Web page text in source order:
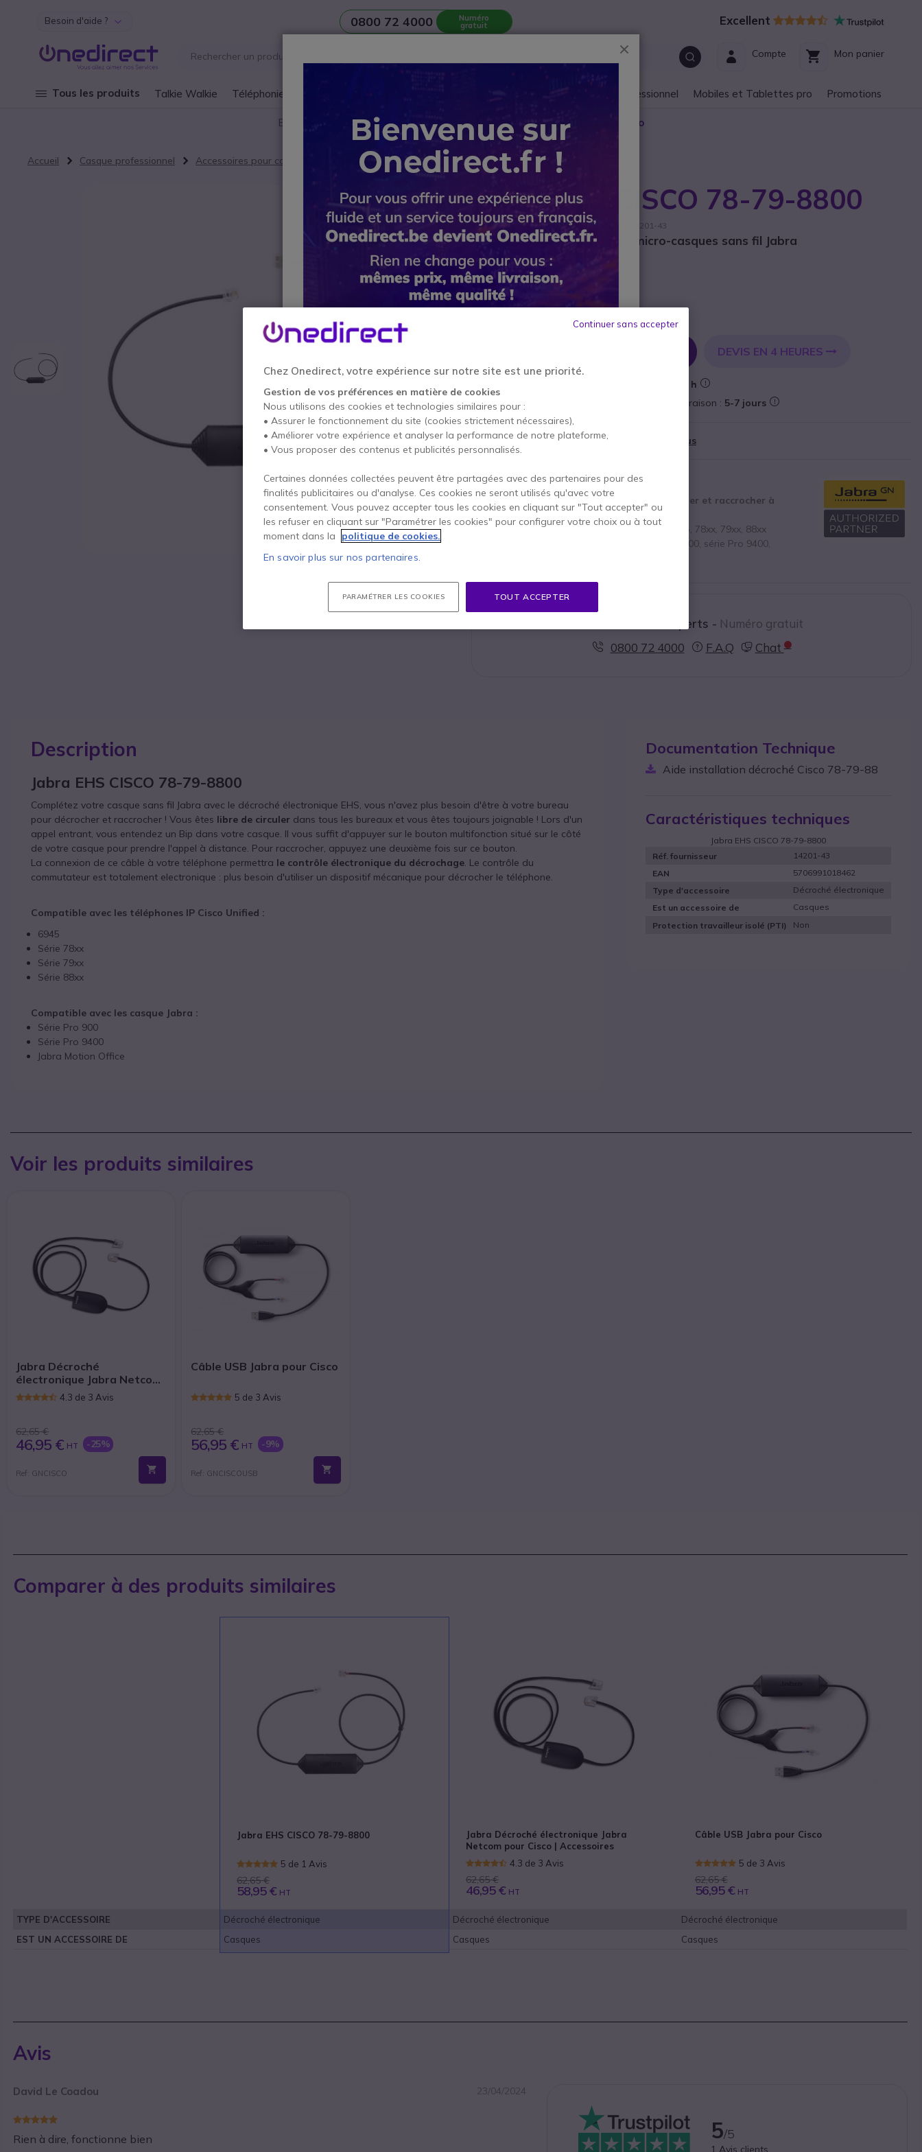
Aller au contenu
Besoin d'aide ? 0800 72 4000 Numéro
gratuit Excellent
Mon panier
Compte
Tous les produits Talkie Walkie Téléphonie fixe Ecrans et Affichage professionnel Mobiles et Tablettes pro Promotions
Besoin d’une salle de réunion? Contactez notre Service avant-vente Visio
Accueil Casque professionnel Accessoires pour casque Décroché pour casque sans fil Jabra EHS CISCO 78-79-8800
Jabra EHS CISCO 78-79-8800
Réf. produit: GNCIS78 // Réf. fournisseur: 14201-43
Décroché électronique pour micro-casques sans fil Jabra
5 de 1 Avis
ÉCONOMISEZ 4,00 €
62,65 €
58,95 €
DEVIS EN 4 HEURES
24/48 h
25 produits en stock plateforme
Livraison : 5-7 jours
Payez en 4 sans frais (17,69 € Afficher plus
Points Forts
Câble électronique Jabra EHS pour décrocher et raccrocher à
distance de votre téléphone IP Cisco
Compatible avec les téléphones IP Cisco : 6945, 78xx, 79xx, 88xx
Fonctionne avec les casque Jabra : série Pro 900, série Pro 9400,
Contactez nos experts - Numéro gratuit
0800 72 4000
F.A.Q Chat
Description
Jabra EHS CISCO 78-79-8800
Complétez votre casque sans fil Jabra avec le décroché électronique EHS, vous n'avez plus besoin d'être à votre bureau
pour décrocher et raccrocher ! Vous êtes libre de circuler dans tous les bureaux et vous êtes toujours joignable ! Lors d'un
appel entrant, vous entendez un Bip dans votre casque. Il vous suffit d'appuyer sur le bouton multifonction situé sur le côté
de votre casque pour prendre l'appel à distance. Pour raccrocher, appuyez une deuxième fois sur ce bouton.
La connexion de ce câble à votre téléphone permettra le contrôle électronique du décrochage. Le contrôle du
commutateur est totalement electronique : plus besoin d'utiliser un dispositif mécanique pour décrocher le téléphone.
Compatible avec les téléphones IP Cisco Unified :
6945
Série 78xx
Série 79xx
Série 88xx
Compatible avec les casque Jabra :
Série Pro 900
Série Pro 9400
Jabra Motion Office
Documentation Technique
Aide installation décroché Cisco 78-79-88
Caractéristiques techniques
Jabra EHS CISCO 78-79-8800
Réf. fournisseur
14201-43
EAN
5706991018462
Type d'accessoire
Décroché électronique
Est un accessoire de
Casques
Protection travailleur isolé (PTI)
Non
Voir les produits similaires
Jabra Décroché
électronique Jabra Netcom
pour Cisco | Accessoires
4.3 de 3 Avis
62,65 €
46,95 € HT -25%
Ref: GNCISCO
Câble USB Jabra pour Cisco
5 de 3 Avis
62,65 €
56,95 € HT -9%
Ref: GNCISCOUSB
Comparer à des produits similaires
Jabra EHS CISCO 78-79-8800
5 de 1 Avis
62,65 €
58,95 € HT
Jabra Décroché électronique Jabra
Netcom pour Cisco | Accessoires
4.3 de 3 Avis
62,65 €
46,95 € HT
Câble USB Jabra pour Cisco
5 de 3 Avis
62,65 €
56,95 € HT
TYPE D'ACCESSOIRE Décroché électronique Décroché électronique
Décroché électronique
EST UN ACCESSOIRE DE
Casques Casques Casques
Avis
David Le Coadou 23/04/2024
Rien à dire, fonctionne bien 5/5
1 Avis clients
Chez Onedirect, votre expérience sur notre site est une priorité.
Gestion de vos préférences en matière de cookies
Nous utilisons des cookies et technologies similaires pour :
• Assurer le fonctionnement du site (cookies strictement nécessaires),
• Améliorer votre expérience et analyser la performance de notre plateforme,
• Vous proposer des contenus et publicités personnalisés.
Certaines données collectées peuvent être partagées avec des partenaires pour des
finalités publicitaires ou d'analyse. Ces cookies ne seront utilisés qu'avec votre
consentement. Vous pouvez accepter tous les cookies en cliquant sur "Tout accepter" ou
les refuser en cliquant sur "Paramétrer les cookies" pour configurer votre choix ou à tout
moment dans la
politique de cookies.
En savoir plus sur nos partenaires.
PARAMÉTRER LES COOKIES TOUT ACCEPTER
Continuer sans accepter